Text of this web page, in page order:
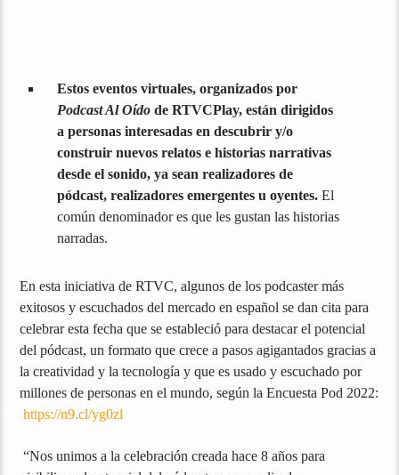
Estos eventos virtuales, organizados por
Podcast Al Oído de RTVCPlay, están dirigidos
a personas interesadas en descubrir y/o
construir nuevos relatos e historias narrativas
desde el sonido, ya sean realizadores de
pódcast, realizadores emergentes u oyentes. El
común denominador es que les gustan las historias
narradas.
En esta iniciativa de RTVC, algunos de los podcaster más
exitosos y escuchados del mercado en español se dan cita para
celebrar esta fecha que se estableció para destacar el potencial
del pódcast, un formato que crece a pasos agigantados gracias a
la creatividad y la tecnología y que es usado y escuchado por
millones de personas en el mundo, según la Encuesta Pod 2022:
https://n9.cl/yg0zl
“Nos unimos a la celebración creada hace 8 años para